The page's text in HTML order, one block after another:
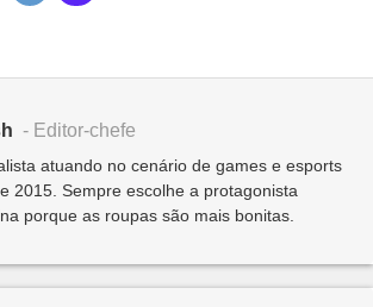
- Editor-chefe
atuando no cenário de games e esports
2015. Sempre escolhe a protagonista
porque as roupas são mais bonitas.